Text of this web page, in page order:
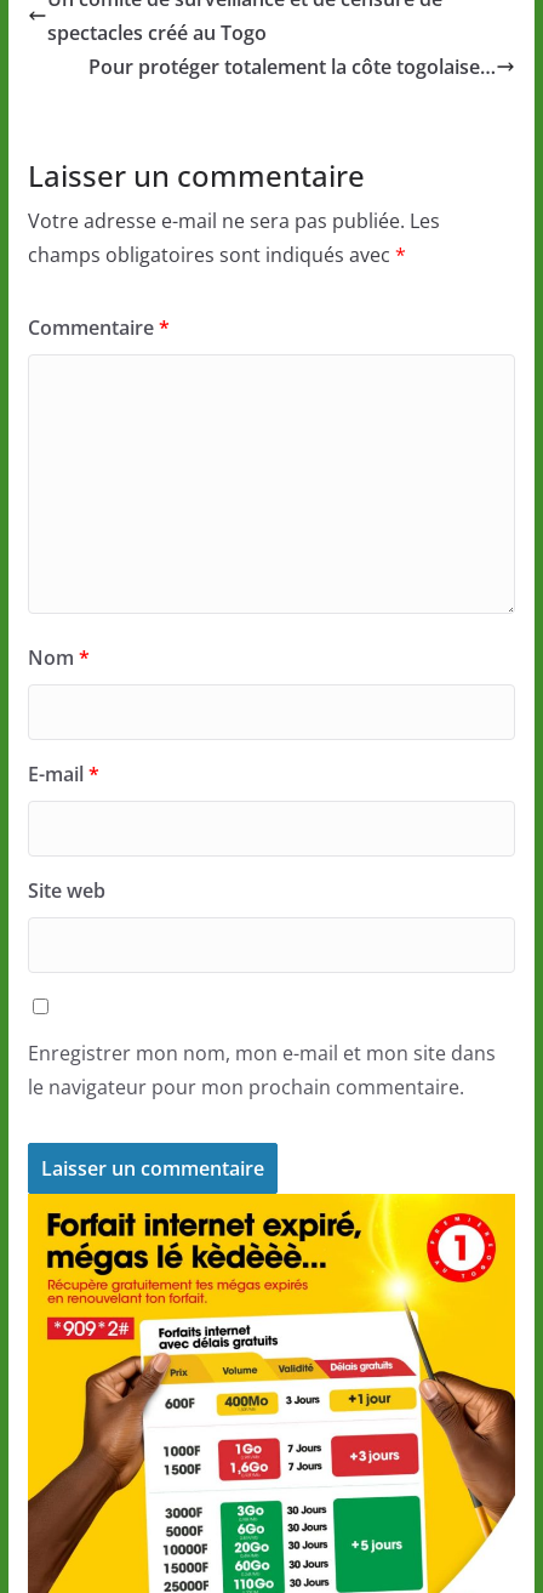
spectacles créé au Togo
Pour protéger totalement la côte togolaise…
Laisser un commentaire
Votre adresse e-mail ne sera pas publiée. Les
champs obligatoires sont indiqués avec *
Commentaire*
Nom *
E-mail*
Site web
Enregistrer mon nom, mon e-mail et mon site dans
le navigateur pour mon prochain commentaire.